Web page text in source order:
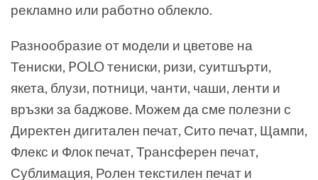
рекламно или работно облекло.
Разнообразие от модели и цветове на
Тениски, POLO тениски, ризи, суитшърти,
якета, блузи, потници, чанти, чаши, ленти и
връзки за баджове. Можем да сме полезни с
Директен дигитален печат, Сито печат, Щампи,
Флекс и Флок печат, Трансферен печат,
Сублимация, Ролен текстилен печат и